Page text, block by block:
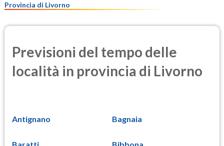
Provincia di Livorno
Previsioni del tempo delle
località in provincia di Livorno
Antignano Bagnaia